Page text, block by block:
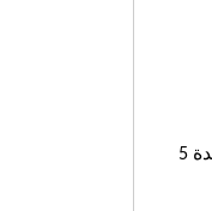
مع 8 أنواع من وضع الاختبار اختياريًا: IEC60156 ، IS6792 ، BS5874 ، ASTM D1816 ، ASTM D877 ، اختبار إثبات ، اختبار قياسي لمدة 5